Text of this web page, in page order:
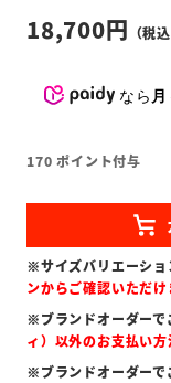
18,700
なら
170 ポイント付与
※サイズバリエーショ
ンからご確認いただけ
※ブランドオーダーで
ィ）以外のお支払い
※ブランドオーダーで